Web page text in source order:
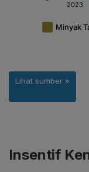
Insentif